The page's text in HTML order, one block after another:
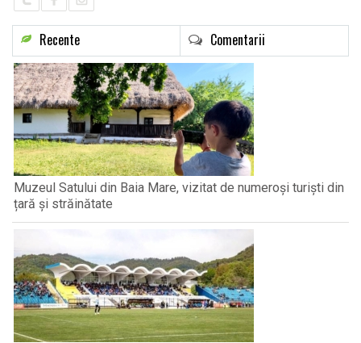
Recente Comentarii
Muzeul Satului din Baia Mare, vizitat de numeroși turiști din
țară și străinătate